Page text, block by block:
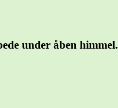
under åben himmel.